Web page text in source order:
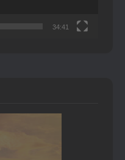
34:41